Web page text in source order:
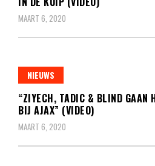
MAART 6, 2020
NIEUWS
“ZIYECH, TADIC & BLIND GAAN
BIJ AJAX” (VIDEO)
MAART 6, 2020